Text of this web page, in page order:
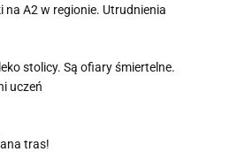
na A2 w regionie. Utrudnienia
stolicy. Są ofiary śmiertelne.
uczeń
tras!